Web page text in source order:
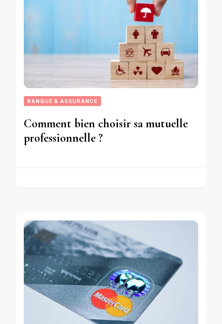
BANQUE & ASSURANCE
Comment bien choisir sa mutuelle
professionnelle ?